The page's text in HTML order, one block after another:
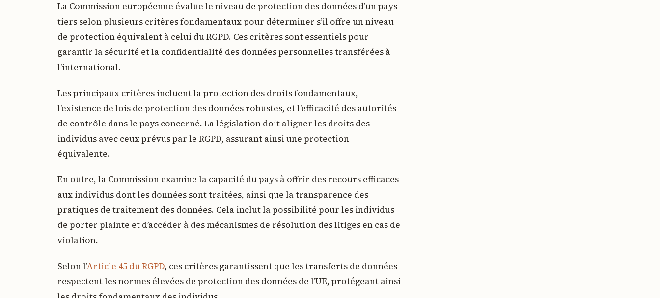
La Commission européenne évalue le niveau de protection des données d’un pays
tiers selon plusieurs critères fondamentaux pour déterminer s’il offre un niveau
de protection équivalent à celui du RGPD. Ces critères sont essentiels pour
garantir la sécurité et la confidentialité des données personnelles transférées à
l’international.
Les principaux critères incluent la protection des droits fondamentaux,
l’existence de lois de protection des données robustes, et l’efficacité des autorités
de contrôle dans le pays concerné. La législation doit aligner les droits des
individus avec ceux prévus par le RGPD, assurant ainsi une protection
équivalente.
En outre, la Commission examine la capacité du pays à offrir des recours efficaces
aux individus dont les données sont traitées, ainsi que la transparence des
pratiques de traitement des données. Cela inclut la possibilité pour les individus
de porter plainte et d’accéder à des mécanismes de résolution des litiges en cas de
violation.
Selon l’Article 45 du RGPD, ces critères garantissent que les transferts de données
respectent les normes élevées de protection des données de l’UE, protégeant ainsi